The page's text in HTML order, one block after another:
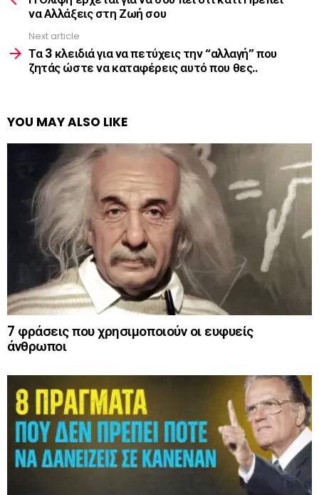
να Αλλάξεις στη Ζωή σου
Next article
Τα 3 κλειδιά για να πετύχεις την “αλλαγή” που
ζητάς ώστε να καταφέρεις αυτό που θες..
YOU MAY ALSO LIKE
7 φράσεις που χρησιμοποιούν οι ευφυείς
άνθρωποι